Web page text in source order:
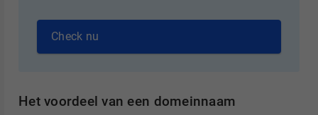
Check nu
Het voordeel van een domeinnaam